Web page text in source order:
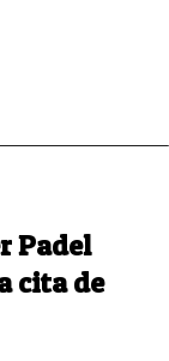
Padel
cita de